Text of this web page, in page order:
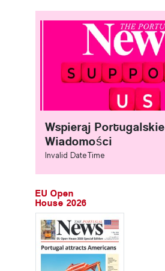
Wspieraj Portugalskie
Wiadomości
Invalid DateTime
EU Open
House 2026